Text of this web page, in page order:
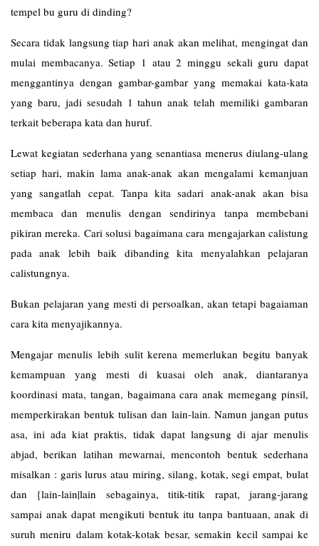
tempel bu guru di dinding?
Secara tidak langsung tiap hari anak akan melihat, mengingat dan
mulai membacanya. Setiap 1 atau 2 minggu sekali guru dapat
menggantinya dengan gambar-gambar yang memakai kata-kata
yang baru, jadi sesudah 1 tahun anak telah memiliki gambaran
terkait beberapa kata dan huruf.
Lewat kegiatan sederhana yang senantiasa menerus diulang-ulang
setiap hari, makin lama anak-anak akan mengalami kemanjuan
yang sangatlah cepat. Tanpa kita sadari anak-anak akan bisa
membaca dan menulis dengan sendirinya tanpa membebani
pikiran mereka. Cari solusi bagaimana cara mengajarkan calistung
pada anak lebih baik dibanding kita menyalahkan pelajaran
calistungnya.
Bukan pelajaran yang mesti di persoalkan, akan tetapi bagaiaman
cara kita menyajikannya.
Mengajar menulis lebih sulit kerena memerlukan begitu banyak
kemampuan yang mesti di kuasai oleh anak, diantaranya
koordinasi mata, tangan, bagaimana cara anak memegang pinsil,
memperkirakan bentuk tulisan dan lain-lain. Namun jangan putus
asa, ini ada kiat praktis, tidak dapat langsung di ajar menulis
abjad, berikan latihan mewarnai, mencontoh bentuk sederhana
misalkan : garis lurus atau miring, silang, kotak, segi empat, bulat
dan {lain-lain|lain sebagainya, titik-titik rapat, jarang-jarang
sampai anak dapat mengikuti bentuk itu tanpa bantuaan, anak di
suruh meniru dalam kotak-kotak besar, semakin kecil sampai ke